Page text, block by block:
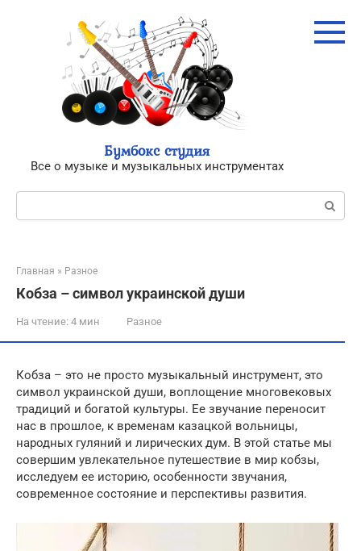
Бумбокс студия
Все о музыке и музыкальных инструментах
Поиск:
Главная » Разное
Кобза – символ украинской души
На чтение: 4 мин Разное
Кобза – это не просто музыкальный инструмент, это
символ украинской души, воплощение многовековых
традиций и богатой культуры. Ее звучание переносит
нас в прошлое, к временам казацкой вольницы,
народных гуляний и лирических дум. В этой статье мы
совершим увлекательное путешествие в мир кобзы,
исследуем ее историю, особенности звучания,
современное состояние и перспективы развития.